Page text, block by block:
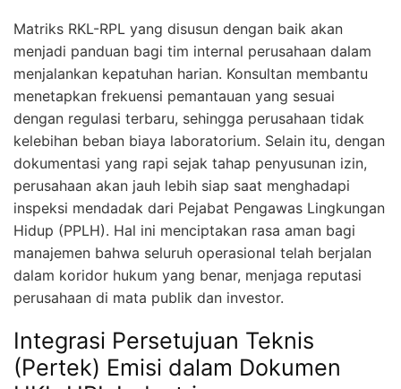
Matriks RKL-RPL yang disusun dengan baik akan
menjadi panduan bagi tim internal perusahaan dalam
menjalankan kepatuhan harian. Konsultan membantu
menetapkan frekuensi pemantauan yang sesuai
dengan regulasi terbaru, sehingga perusahaan tidak
kelebihan beban biaya laboratorium. Selain itu, dengan
dokumentasi yang rapi sejak tahap penyusunan izin,
perusahaan akan jauh lebih siap saat menghadapi
inspeksi mendadak dari Pejabat Pengawas Lingkungan
Hidup (PPLH). Hal ini menciptakan rasa aman bagi
manajemen bahwa seluruh operasional telah berjalan
dalam koridor hukum yang benar, menjaga reputasi
perusahaan di mata publik dan investor.
Integrasi Persetujuan Teknis
(Pertek) Emisi dalam Dokumen